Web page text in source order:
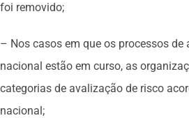
foi removido;
– Nos casos em que os processos de
nacional estão em curso, as
categorias de avalização de risco
nacional;